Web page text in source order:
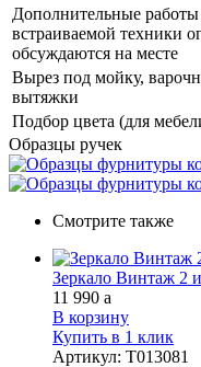
Дополнительные работы
встраиваемой техники
обсуждаются на месте
Вырез под мойку,
вытяжки
Подбор цвета (для
Образцы ручек
Смотрите также
Зеркало Винтаж 2
11 990 a
В корзину
Купить в 1 клик
Артикул: Т013081